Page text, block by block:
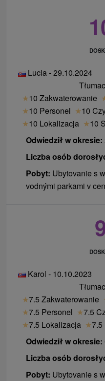
Lucia - 29.10.2024
★10 Zakwaterowanie
★10 Personel ★10
★10 Lokalizacja ★10
Odwiedził w okresie:
Liczba osób
Pobyt: Ubytovanie s
vodnými parkami v
Karol - 10.10.2023
★7.5 Zakwaterowanie
★7.5 Personel ★7.5
★7.5 Lokalizacja ★7.5
Odwiedził w okresie:
Liczba osób
Pobyt: Ubytovanie s